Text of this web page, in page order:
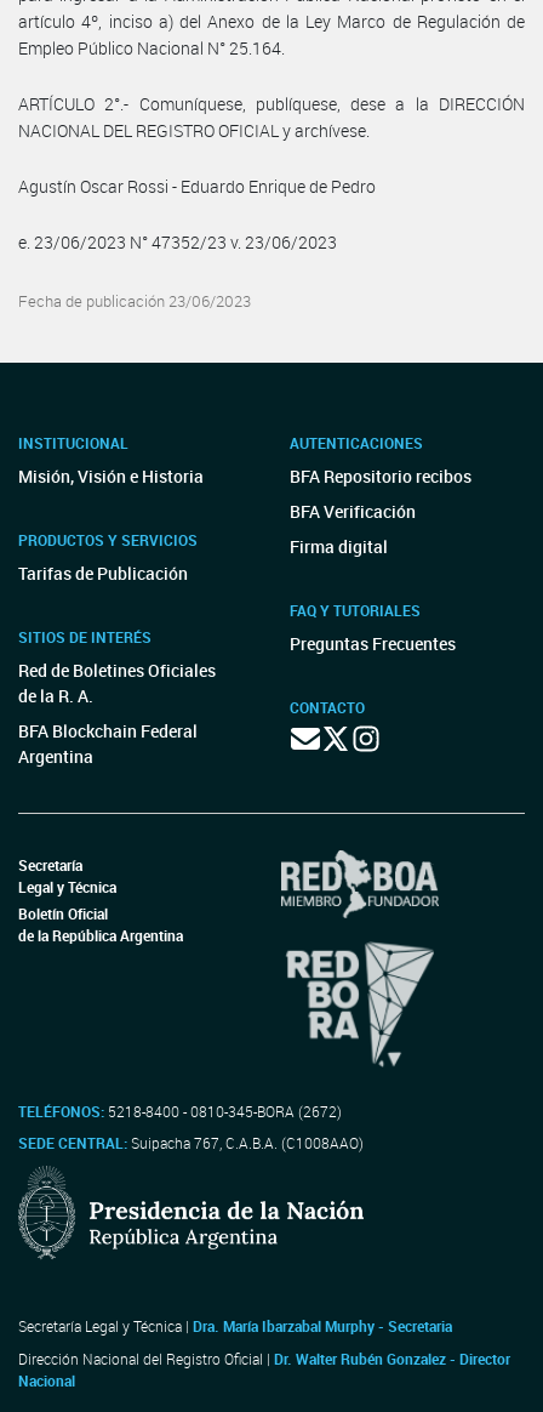
artículo 4º, inciso a) del Anexo de la Ley Marco de Regulación de
Empleo Público Nacional N° 25.164.
ARTÍCULO 2°.- Comuníquese, publíquese, dese a la DIRECCIÓN
NACIONAL DEL REGISTRO OFICIAL y archívese.
Agustín Oscar Rossi - Eduardo Enrique de Pedro
e. 23/06/2023 N° 47352/23 v. 23/06/2023
Fecha de publicación 23/06/2023
INSTITUCIONAL
Misión, Visión e Historia
PRODUCTOS Y SERVICIOS
Tarifas de Publicación
SITIOS DE INTERÉS
Red de Boletines Oficiales
de la R. A.
BFA Blockchain Federal
Argentina
AUTENTICACIONES
BFA Repositorio recibos
BFA Verificación
Firma digital
FAQ Y TUTORIALES
Preguntas Frecuentes
CONTACTO
Secretaría
Legal y Técnica
Boletín Oficial
de la República Argentina
TELÉFONOS: 5218-8400 - 0810-345-BORA (2672)
SEDE CENTRAL:Suipacha 767, C.A.B.A. (C1008AAO)
Secretaría Legal y Técnica | Dra. María Ibarzabal Murphy - Secretaria
Dirección Nacional del Registro Oficial | Dr. Walter Rubén Gonzalez - Director
Nacional